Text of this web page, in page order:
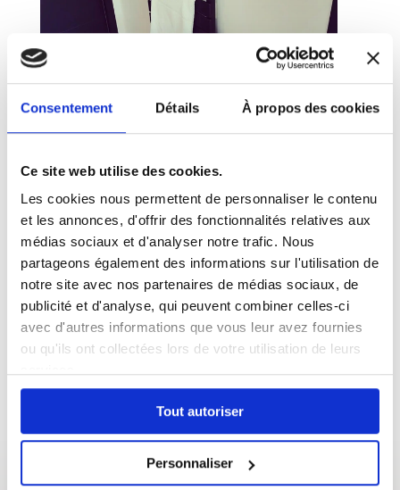
Consentement Détails À propos des cookies
Ce site web utilise des cookies.
Les cookies nous permettent de personnaliser le contenu
et les annonces, d'offrir des fonctionnalités relatives aux
médias sociaux et d'analyser notre trafic. Nous
partageons également des informations sur l'utilisation de
notre site avec nos partenaires de médias sociaux, de
publicité et d'analyse, qui peuvent combiner celles-ci
avec d'autres informations que vous leur avez fournies
ou qu'ils ont collectées lors de votre utilisation de leurs
Tout autoriser
Personnaliser
Une région où l’on peut
aussi…